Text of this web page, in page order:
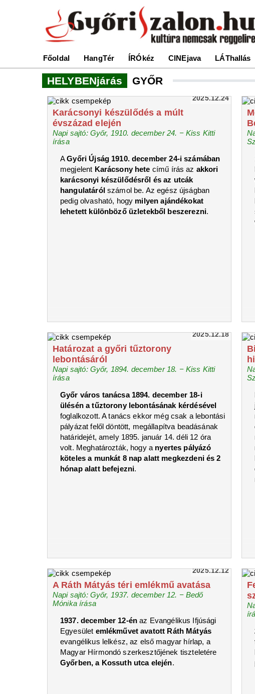
Főoldal HangTér ÍRÓkéz CINEjava LÁThallás
HELYBENjárás GYŐR
2025.12.24
Karácsonyi készülődés a múlt
évszázad elején
Napi sajtó: Győr, 1910. december 24. − Kiss Kitti
írása
AGyőri Újság 1910. december 24-i számában
megjelent Karácsony hete című írás az akkori
karácsonyi készülődésről és az utcák
hangulatáról számol be. Az egész újságban
pedig olvasható, hogy milyen ajándékokat
lehetett különböző üzletekből beszerezni.
2025.12.18
Határozat a győri tűztorony
lebontásáról
Napi sajtó: Győr, 1894. december 18. − Kiss Kitti
írása
Győr város tanácsa 1894. december 18-i
ülésén a tűztorony lebontásának kérdésével
foglalkozott. A tanács ekkor még csak a lebontási
pályázat felől döntött, megállapítva beadásának
határidejét, amely 1895. január 14. déli 12 óra
volt. Meghatározták, hogy a nyertes pályázó
köteles a munkát 8 nap alatt megkezdeni és 2
hónap alatt befejezni.
2025.12.12
A Ráth Mátyás téri emlékmű avatása
Napi sajtó: Győr, 1937. december 12. − Bedő
Mónika írása
1937. december 12-énaz Evangélikus Ifjúsági
Egyesület emlékművet avatott Ráth Mátyás
evangélikus lelkész, az első magyar hírlap, a
Magyar Hírmondó szerkesztőjének tiszteletére
Győrben, a Kossuth utca elején.